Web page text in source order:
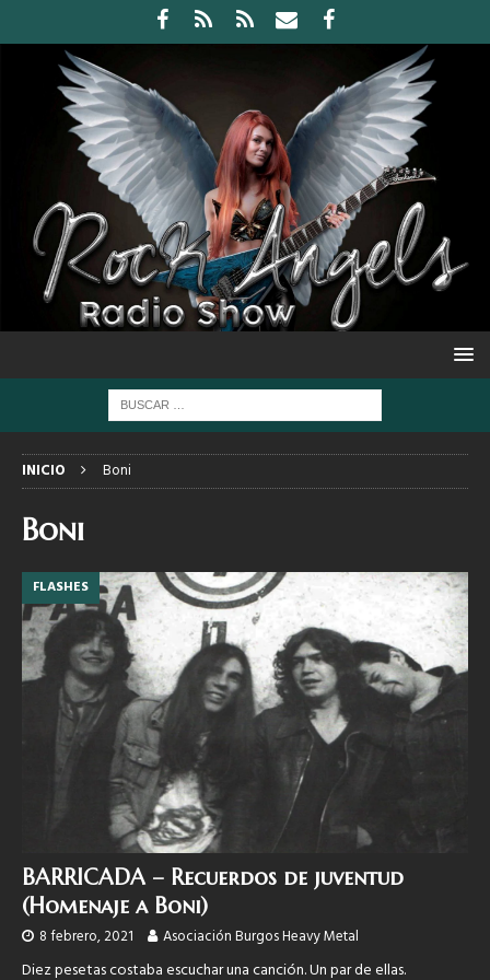
INICIO Boni
Boni
FLASHES
BARRICADA – Recuerdos de juventud
(Homenaje a Boni)
8 febrero, 2021 Asociación Burgos Heavy Metal
Diez pesetas costaba escuchar una canción. Un par de ellas.